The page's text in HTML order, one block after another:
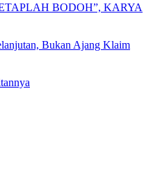
BODOH”, KARYA
Bukan Ajang Klaim